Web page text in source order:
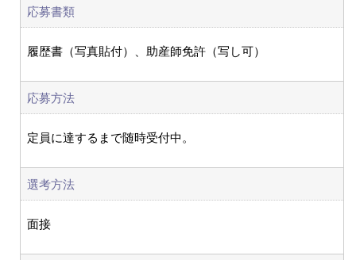
応募書類
履歴書（写真貼付）、助産師免許（写し可）
応募方法
定員に達するまで随時受付中。
選考方法
面接